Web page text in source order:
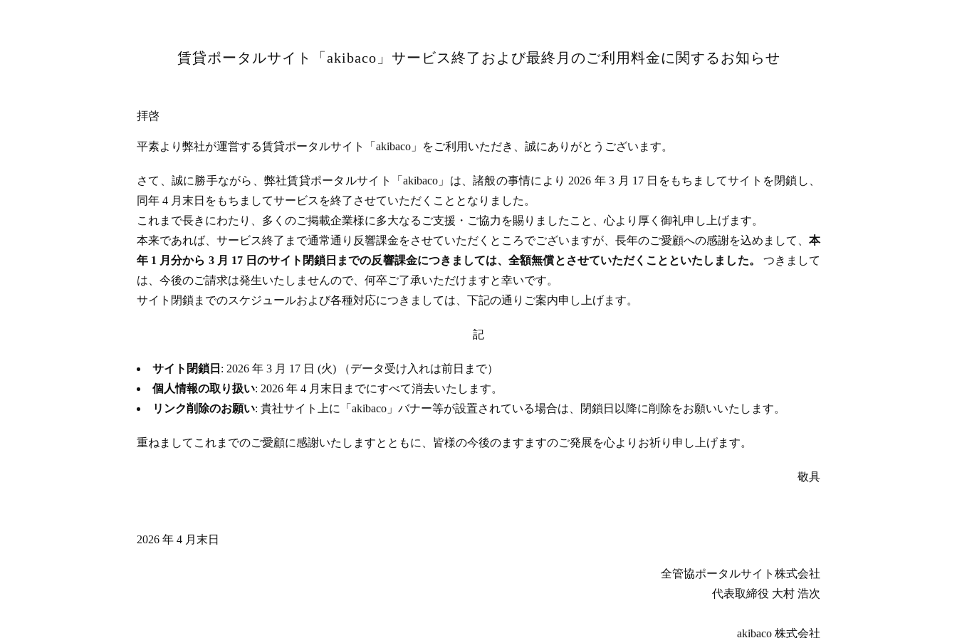
賃貸ポータルサイト「akibaco」サービス終了および最終月のご利用料金に関するお知らせ
拝啓
平素より弊社が運営する賃貸ポータルサイト「akibaco」をご利用いただき、誠にありがとうございます。
さて、誠に勝手ながら、弊社賃貸ポータルサイト「akibaco」は、諸般の事情により 2026 年 3 月 17 日をもちましてサイトを閉鎖し、
同年 4 月末日をもちましてサービスを終了させていただくこととなりました。
これまで長きにわたり、多くのご掲載企業様に多大なるご支援・ご協力を賜りましたこと、心より厚く御礼申し上げます。
本来であれば、サービス終了まで通常通り反響課金をさせていただくところでございますが、長年のご愛顧への感謝を込めまして、 本
年 1 月分から 3 月 17 日のサイト閉鎖日までの反響課金につきましては、全額無償とさせていただくことといたしました。 つきまして
は、今後のご請求は発生いたしませんので、何卒ご了承いただけますと幸いです。
サイト閉鎖までのスケジュールおよび各種対応につきましては、下記の通りご案内申し上げます。
記
サイト閉鎖日 : 2026 年 3 月 17 日 (火) （データ受け入れは前日まで）
個人情報の取り扱い: 2026 年 4 月末日までにすべて消去いたします。
リンク削除のお願い: 貴社サイト上に「akibaco」バナー等が設置されている場合は、閉鎖日以降に削除をお願いいたします。
重ねましてこれまでのご愛顧に感謝いたしますとともに、皆様の今後のますますのご発展を心よりお祈り申し上げます。
敬具
2026 年 4 月末日
全管協ポータルサイト株式会社
代表取締役 大村 浩次
akibaco 株式会社